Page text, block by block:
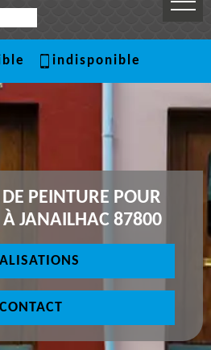
indisponible
PEINTURE POUR
À JANAILHAC 87800
CONTACT